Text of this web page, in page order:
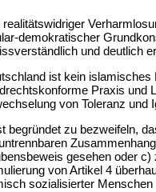
realitätswidriger
demokratischer
und deutlich
ist kein
Praxis und
von Toleranz und
begründet zu bezweifeln,
gesehen oder
von Artikel 4
sozialisierter